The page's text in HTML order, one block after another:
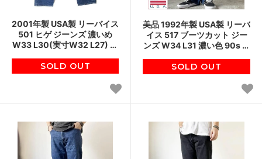
2001年製 USA製 リーバイス
501 ヒゲ ジーンズ 濃いめ
W33 L30(実寸W32 L27) 美
テージ D152
SOLD OUT
美品 1992年製 USA製 リーバ
イス 517 ブーツカット ジー
ンズ W34 L31 濃い色 90s オ
テージ D152
SOLD OUT